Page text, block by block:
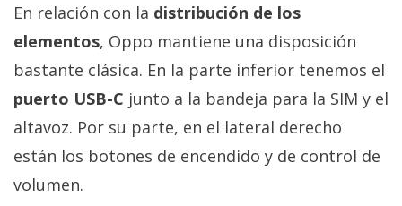
En relación con la distribución de los
elementos, Oppo mantiene una disposición
bastante clásica. En la parte inferior tenemos el
puerto USB-C junto a la bandeja para la SIM y el
altavoz. Por su parte, en el lateral derecho
están los botones de encendido y de control de
volumen.